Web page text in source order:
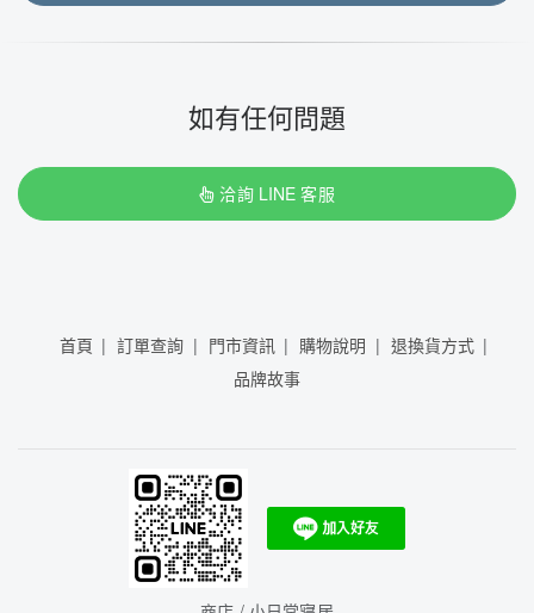
如有任何問題
洽詢 LINE 客服
首頁 訂單查詢 門市資訊 購物說明
退換貨方式
品牌故事